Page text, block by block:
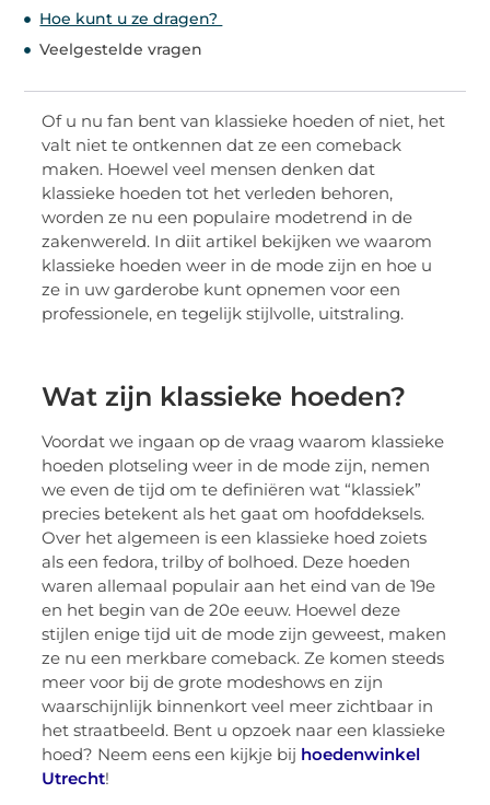
Hoe kunt u ze dragen?
Veelgestelde vragen
Of u nu fan bent van klassieke hoeden of niet, het
valt niet te ontkennen dat ze een comeback
maken. Hoewel veel mensen denken dat
klassieke hoeden tot het verleden behoren,
worden ze nu een populaire modetrend in de
zakenwereld. In diit artikel bekijken we waarom
klassieke hoeden weer in de mode zijn en hoe u
ze in uw garderobe kunt opnemen voor een
professionele, en tegelijk stijlvolle, uitstraling.
Wat zijn klassieke hoeden?
Voordat we ingaan op de vraag waarom klassieke
hoeden plotseling weer in de mode zijn, nemen
we even de tijd om te definiëren wat “klassiek”
precies betekent als het gaat om hoofddeksels.
Over het algemeen is een klassieke hoed zoiets
als een fedora, trilby of bolhoed. Deze hoeden
waren allemaal populair aan het eind van de 19e
en het begin van de 20e eeuw. Hoewel deze
stijlen enige tijd uit de mode zijn geweest, maken
ze nu een merkbare comeback. Ze komen steeds
meer voor bij de grote modeshows en zijn
waarschijnlijk binnenkort veel meer zichtbaar in
het straatbeeld. Bent u opzoek naar een klassieke
hoed? Neem eens een kijkje bij hoedenwinkel
Utrecht!